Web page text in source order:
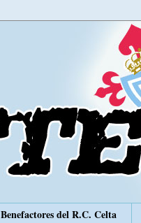
Benefactores del R.C. Celta